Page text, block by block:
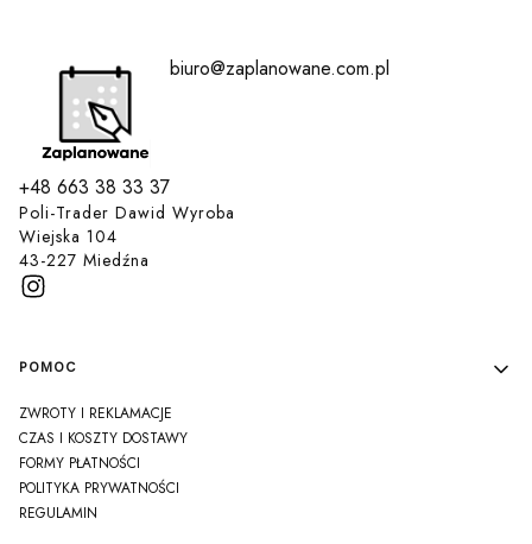
+48 663 38 33 37
biuro@zaplanowane.com.pl
Poli-Trader Dawid Wyroba
Wiejska 104
43-227 Miedźna
Linki w stopce
POMOC
ZWROTY I REKLAMACJE
CZAS I KOSZTY DOSTAWY
FORMY PŁATNOŚCI
POLITYKA PRYWATNOŚCI
REGULAMIN